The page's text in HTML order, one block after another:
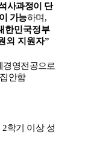
사과정이 단
가능하며 ,
한민국정부
외 지원자”
경영전공으로
안함
2학기 이상 성